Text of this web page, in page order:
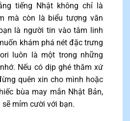
tiếng Nhật không chỉ là
mà còn là biểu tượng văn
là người tin vào tâm linh
khám phá nét đặc trưng
luôn là một trong những
Nếu có dịp ghé thăm xứ
quên xin cho mình hoặc
bùa may mắn Nhật Bản,
mỉm cười với bạn.